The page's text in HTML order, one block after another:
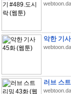
악한 기
러브 스